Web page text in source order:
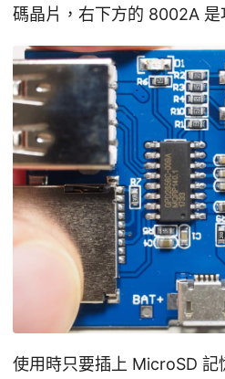
碼晶片，右下方的 8002A 是
使用時只要插上 MicroSD 記